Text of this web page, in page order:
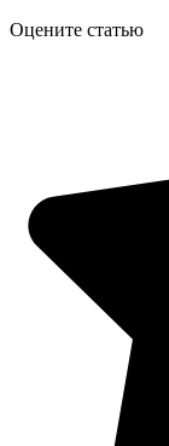
Оцените статью